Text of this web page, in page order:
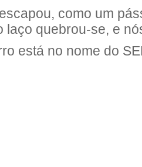
como um
laço quebrou-se, e
está no nome do